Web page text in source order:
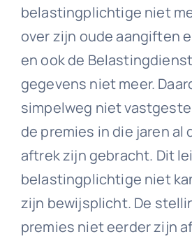
belastingplichtige niet
over zijn oude aangiften
en ook de
gegevens niet meer.
simpelweg niet
de premies in die jaren al
aftrek zijn gebracht. Dit
belastingplichtige niet
zijn bewijsplicht. De
premies niet eerder zijn